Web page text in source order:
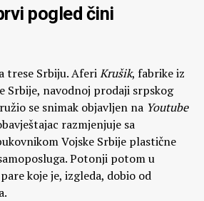
pogled čini
trese Srbiju. AferiKrušik, fabrike iz
Srbije, navodnoj prodaji srpskog
se snimak objavljen na Youtube
razmjenjuje sa
Vojske Srbije plastične
Potonji potom u
koje je, izgleda, dobio od